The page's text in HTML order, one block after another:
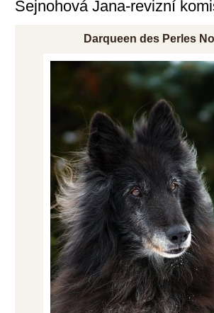
Šejnohová Jana-revizní
Darqueen des Perles